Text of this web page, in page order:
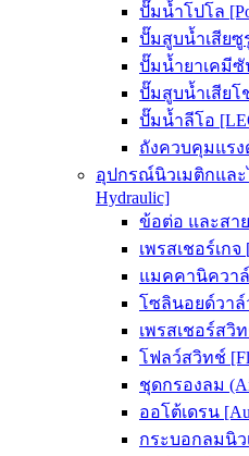
ปั๊มน้ำโปโล
ปั๊มสูบน้ำเสียซูรู
ปั๊มน้ำยาเคมีซัน
ปั๊มสูบน้ำเสียโช
ปั๊มน้ำลีโอ
ถังควบคุมแรงดั
อุปกรณ์นิวเมติกและ
Hydraulic]
ข้อต่อ และสาย
เพรสเชอร์เกจ
แมคคานิควาล์
โซลินอยด์วาล์
เพรสเชอร์สวิท
โฟลว์สวิทช์
ชุดกรองลม
ออโต้เดรน
กระบอกลมนิว